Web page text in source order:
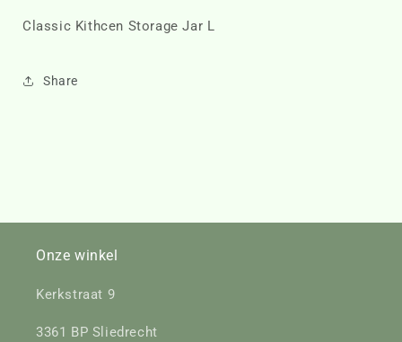
Jar
Jar
Classic Kithcen Storage Jar L
Share
Onze winkel
Kerkstraat 9
3361 BP Sliedrecht